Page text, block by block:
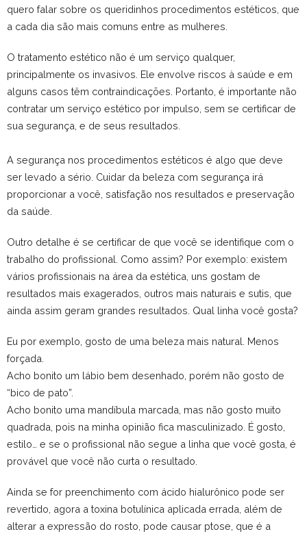
quero falar sobre os queridinhos procedimentos estéticos, que
a cada dia são mais comuns entre as mulheres.
O tratamento estético não é um serviço qualquer,
principalmente os invasivos. Ele envolve riscos à saúde e em
alguns casos têm contraindicações. Portanto, é importante não
contratar um serviço estético por impulso, sem se certificar de
sua segurança, e de seus resultados.
A segurança nos procedimentos estéticos é algo que deve
ser levado a sério. Cuidar da beleza com segurança irá
proporcionar a você, satisfação nos resultados e preservação
da saúde.
Outro detalhe é se certificar de que você se identifique com o
trabalho do profissional. Como assim? Por exemplo: existem
vários profissionais na área da estética, uns gostam de
resultados mais exagerados, outros mais naturais e sutis, que
ainda assim geram grandes resultados. Qual linha você gosta?
Eu por exemplo, gosto de uma beleza mais natural. Menos
forçada.
Acho bonito um lábio bem desenhado, porém não gosto de
“bico de pato”.
Acho bonito uma mandíbula marcada, mas não gosto muito
quadrada, pois na minha opinião fica masculinizado. É gosto,
estilo… e se o profissional não segue a linha que você gosta, é
provável que você não curta o resultado.
Ainda se for preenchimento com ácido hialurônico pode ser
revertido, agora a toxina botulínica aplicada errada, além de
alterar a expressão do rosto, pode causar ptose, que é a